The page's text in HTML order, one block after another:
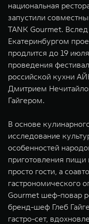
WEY 07
Расширяя границы
от 6 149 000 ₽
WEY 80
Масштаб возможностей
от 6 449 000 ₽
национальная
запустили
TANK Gourmet.
Екатеринбургом
продлится до 19
проведения
российской кухни
Дмитрием
Гайгером.
В основе
исследование
особенностей
приготовления
просто гости, а
гастрономического
Gourmet шеф-повар
бренд-шеф Глеб
гастро-сет,